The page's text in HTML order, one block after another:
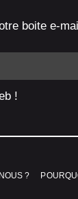
boite e-
!
?